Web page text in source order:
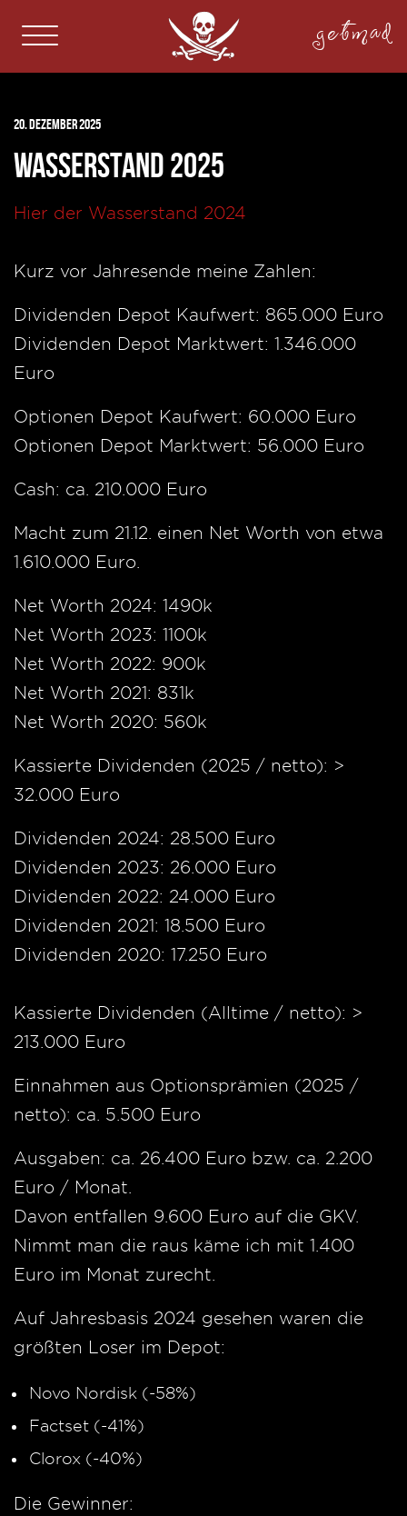
getmad
20. Dezember 2025
Wasserstand 2025
Hier der Wasserstand 2024
Kurz vor Jahresende meine Zahlen:
Dividenden Depot Kaufwert: 865.000 Euro
Dividenden Depot Marktwert: 1.346.000
Euro
Optionen Depot Kaufwert: 60.000 Euro
Optionen Depot Marktwert: 56.000 Euro
Cash: ca. 210.000 Euro
Macht zum 21.12. einen Net Worth von etwa
1.610.000 Euro.
Net Worth 2024: 1490k
Net Worth 2023: 1100k
Net Worth 2022: 900k
Net Worth 2021: 831k
Net Worth 2020: 560k
Kassierte Dividenden (2025 / netto): >
32.000 Euro
Dividenden 2024: 28.500 Euro
Dividenden 2023: 26.000 Euro
Dividenden 2022: 24.000 Euro
Dividenden 2021: 18.500 Euro
Dividenden 2020: 17.250 Euro
Kassierte Dividenden (Alltime / netto): >
213.000 Euro
Einnahmen aus Optionsprämien (2025 /
netto): ca. 5.500 Euro
Ausgaben: ca. 26.400 Euro bzw. ca. 2.200
Euro / Monat.
Davon entfallen 9.600 Euro auf die GKV.
Nimmt man die raus käme ich mit 1.400
Euro im Monat zurecht.
Auf Jahresbasis 2024 gesehen waren die
größten Loser im Depot:
Novo Nordisk (-58%)
Factset (-41%)
Clorox (-40%)
Die Gewinner: